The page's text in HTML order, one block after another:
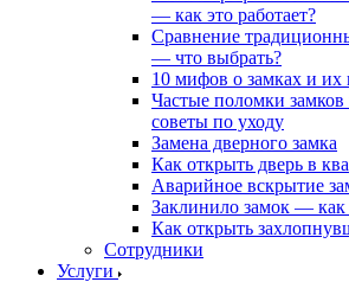
— как это работает?
Сравнение
— что выбрать?
10 мифов о замках и их
Частые поломки
советы по уходу
Замена дверного замка
Как открыть дверь в
Аварийное вскрытие
Заклинило замок — как
Как открыть
Сотрудники
Услуги